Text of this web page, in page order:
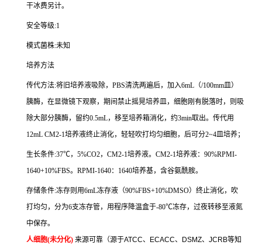
干冰费另计。
安全等级:1
模式菌株:未知
培养方法
传代方法:将旧培养液吸除， PBS清洗两遍后，加入6mL （/100mm皿）
胰酶，在显微镜下观察，期间禁止摇晃培养皿，细胞刚有脱落时，则吸
除大部分胰酶，留约0.5mL，移至培养箱消化，约3min取出。传代用
12mL CM2-1培养液终止消化，轻轻吹打均匀细胞，后可分2~4皿培养；
生长条件:37℃， 5%CO2， CM2-1培养液。 CM2-1培养液： 90%RPMI-
1640+10%FBS。 RPMI-1640： 1640培养基，含谷氨酰胺。
存储条件:冻存则用6mL冻存液（90%FBS+10%DMSO）终止消化，吹
打均匀，分为6支冻存管，用程序降温盒于-80℃冻存，过夜转移至液氮
中保存。
人细胞(未分化) 来源可靠（源于ATCC、 ECACC、 DSMZ、 JCRB等知